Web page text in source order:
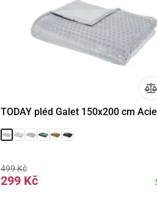
Detail Do
TODAY pléd Galet 150x200 cm
499 Kč
299 Kč